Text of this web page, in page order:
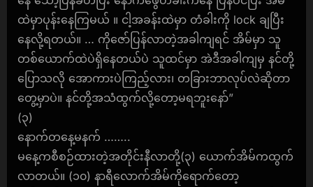
ထဲမှာပုန်းနေကြမယ် ။ ငါ့အခန်းထဲမှာ တံခါးကို lock ချပြီး
နေလို့ရတယ်။ … ကိုဇော်ပြန်လာတဲ့အခါကျရင် အိမ်မှာ သူ
တစ်ယောက်ထဲပဲရှိနေတယ်ပဲ သူထင်မှာ အဲဒီအခါကျမှ နင်တို့
ပြောသလို အောကားပဲကြည့်လား၊ တခြားဘာလုပ်လဲဆိုတာ
တွေ့မှာပဲ။ နင်တို့အသံထွက်လို့တော့မရဘူးနော်”
(၃)
နောက်တနေ့မနက် ……..
မနေ့ကစီစဉ်ထားတဲ့အတိုင်းနီလာတို့(၃) ယောက်အိမ်ကထွက်
လာတယ်။ (၁၀) နာရီလောက်အိမ်ကိုရောက်တော့